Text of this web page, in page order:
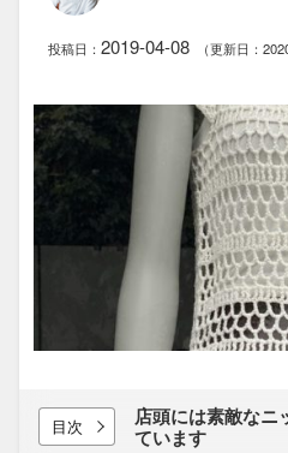
投稿日： 2019-04-08 （更新日：
目次
店頭には​素敵な​ニ
ています